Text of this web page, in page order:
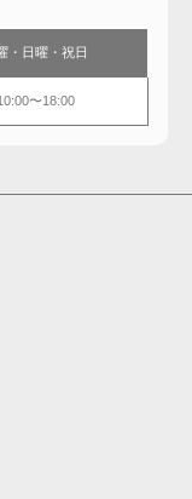
・日曜・祝日
〜18:00